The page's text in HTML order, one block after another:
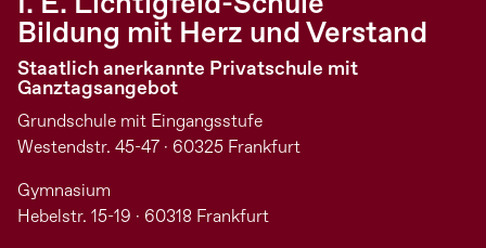
Bildung mit Herz und Verstand
Staatlich anerkannte Privatschule mit
Ganztagsangebot
Grundschule mit Eingangsstufe
Westendstr. 45-47 · 60325 Frankfurt
Gymnasium
Hebelstr. 15-19 · 60318 Frankfurt